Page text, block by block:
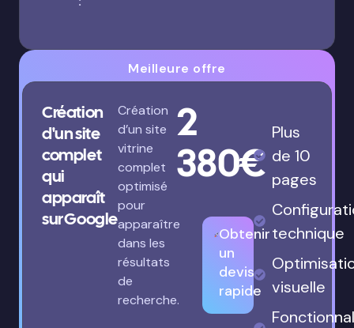
Meilleure offre
Création
d'un site
complet
qui
apparaît
sur Google
Création
d’un site
vitrine
complet
optimisé
pour
apparaître
dans les
résultats
de
recherche.
2
380€
Obtenir
un
devis
rapide
Plus
de 10
pages
technique
visuelle